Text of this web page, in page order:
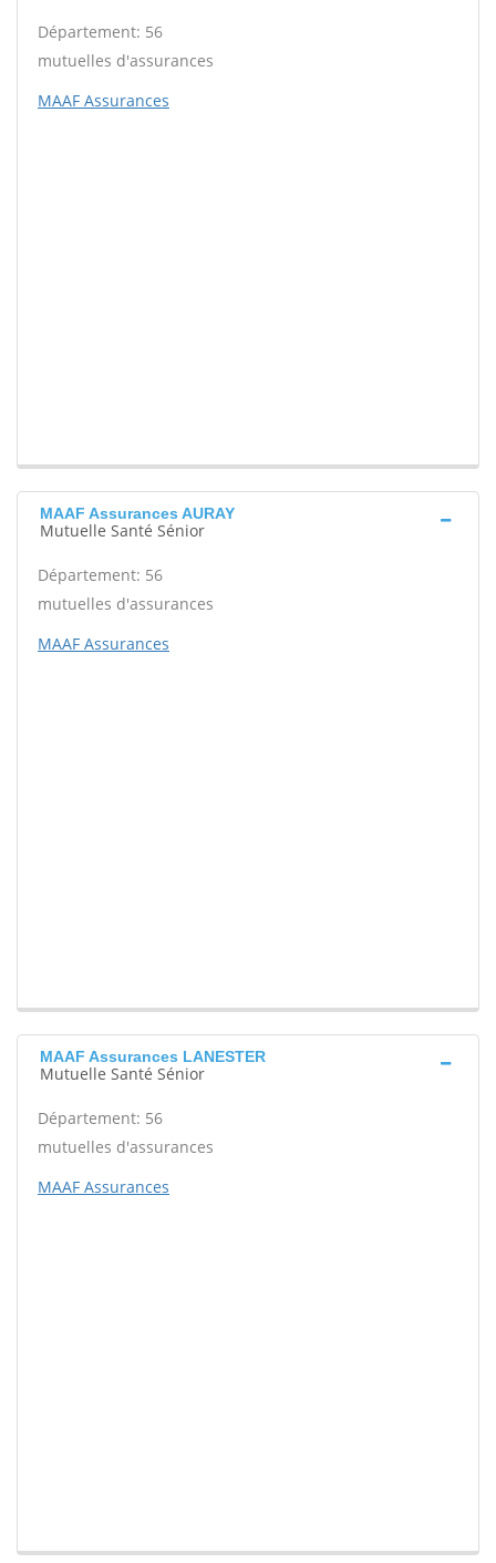
Département: 56
mutuelles d'assurances
MAAF Assurances
MAAF Assurances AURAY
Mutuelle Santé Sénior
Département: 56
mutuelles d'assurances
MAAF Assurances
MAAF Assurances LANESTER
Mutuelle Santé Sénior
Département: 56
mutuelles d'assurances
MAAF Assurances